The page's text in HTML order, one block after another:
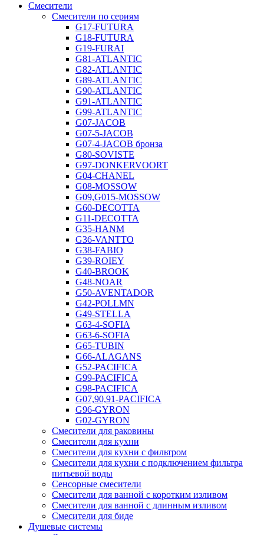
Смесители
Смесители по сериям
G17-FUTURA
G18-FUTURA
G19-FURAI
G81-ATLANTIC
G82-ATLANTIC
G89-ATLANTIC
G90-ATLANTIC
G91-ATLANTIC
G99-ATLANTIC
G07-JACOB
G07-5-JACOB
G07-4-JACOB бронза
G80-SOVISTE
G97-DONKERVOORT
G04-CHANEL
G08-MOSSOW
G09,G015-MOSSOW
G60-DECOTTA
G11-DECOTTA
G35-HANM
G36-VANTTO
G38-FABIO
G39-ROIEY
G40-BROOK
G48-NOAR
G50-AVENTADOR
G42-POLLMN
G49-STELLA
G63-4-SOFIA
G63-6-SOFIA
G65-TUBIN
G66-ALAGANS
G52-PACIFICA
G99-PACIFICA
G98-PACIFICA
G07,90,91-PACIFICA
G96-GYRON
G02-GYRON
Смесители для раковины
Смесители для кухни
Смесители для кухни с фильтром
Смесители для кухни с подключением фильтра
питьевой воды
Сенсорные смесители
Смесители для ванной с коротким изливом
Смесители для ванной с длинным изливом
Смесители для биде
Душевые системы